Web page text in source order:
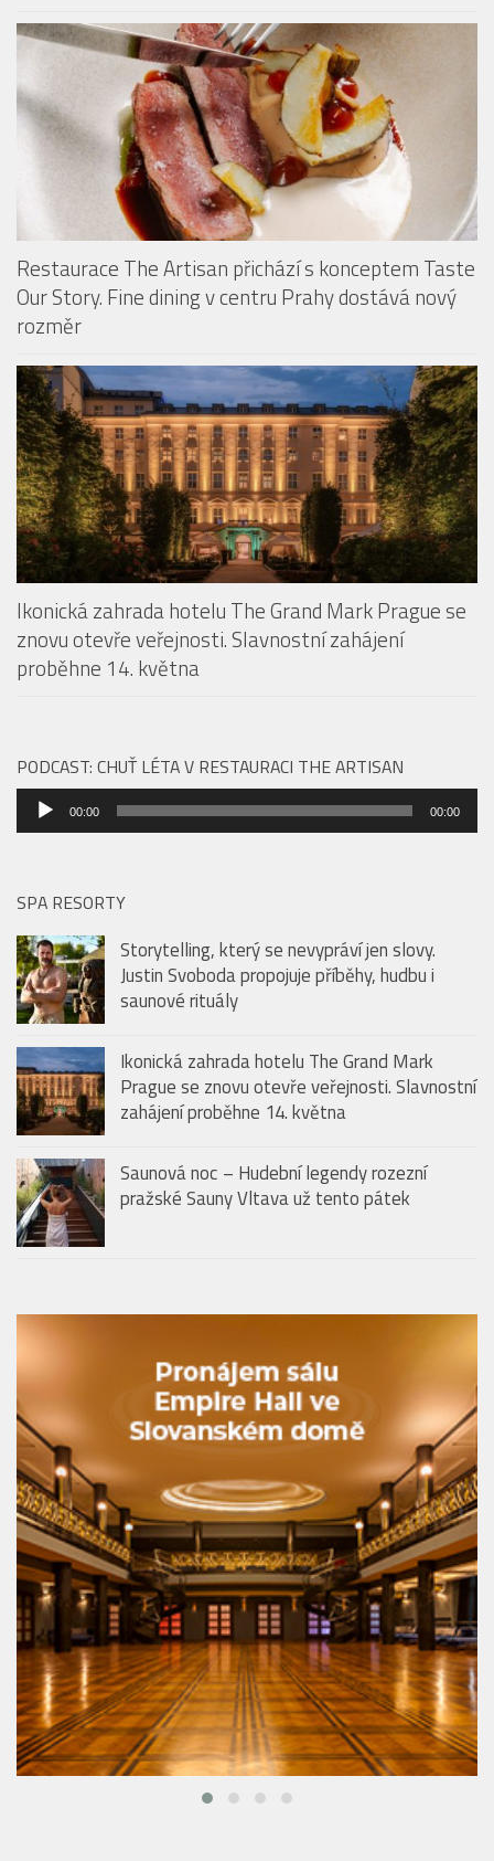
Restaurace The Artisan přichází s konceptem Taste
Our Story. Fine dining v centru Prahy dostává nový
rozměr
Ikonická zahrada hotelu The Grand Mark Prague se
znovu otevře veřejnosti. Slavnostní zahájení
proběhne 14. května
PODCAST: CHUŤ LÉTA V RESTAURACI THE ARTISAN
Audio
přehrávač
00:00 00:00
SPA RESORTY
Storytelling, který se nevypráví jen slovy.
Justin Svoboda propojuje příběhy, hudbu i
saunové rituály
Ikonická zahrada hotelu The Grand Mark
Prague se znovu otevře veřejnosti. Slavnostní
zahájení proběhne 14. května
Saunová noc – Hudební legendy rozezní
pražské Sauny Vltava už tento pátek